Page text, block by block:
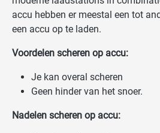
accu hebben er meestal een tot
een accu op te laden.
Voordelen scheren op accu:
Je kan overal scheren
Geen hinder van het snoer.
Nadelen scheren op accu: